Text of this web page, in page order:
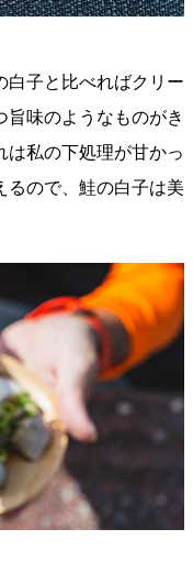
白子と比べればクリー
旨味のようなものがき
は私の下処理が甘かっ
るので、鮭の白子は美